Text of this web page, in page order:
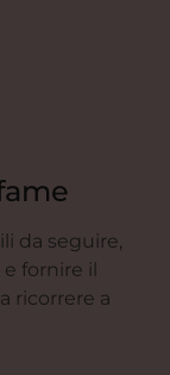
da seguire,
fornire il
ricorrere a